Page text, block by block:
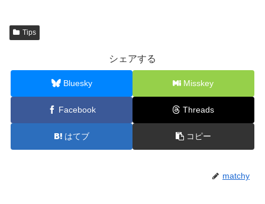
Tips
シェアする
Bluesky Misskey
Facebook Threads
はてブ コピー
matchy